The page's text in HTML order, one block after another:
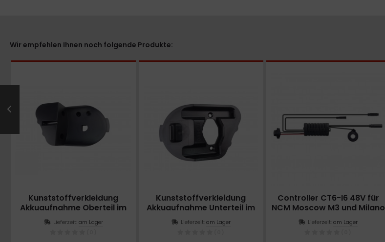
Wir empfehlen Ihnen noch folgende Produkte:
Kunststoffverkleidung
Akkuaufnahme Oberteil im
Rahmen für M3 und T3
Lieferzeit: am Lager
Kunststoffverkleidung
Akkuaufnahme Unterteil im
Rahmen für M3 und T3
Lieferzeit: am Lager
Controller CT6-I6 48V für
NCM Moscow M3 und Milano
T3
Lieferzeit:am Lager